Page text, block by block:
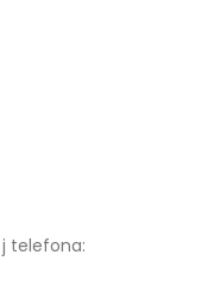
telefona: